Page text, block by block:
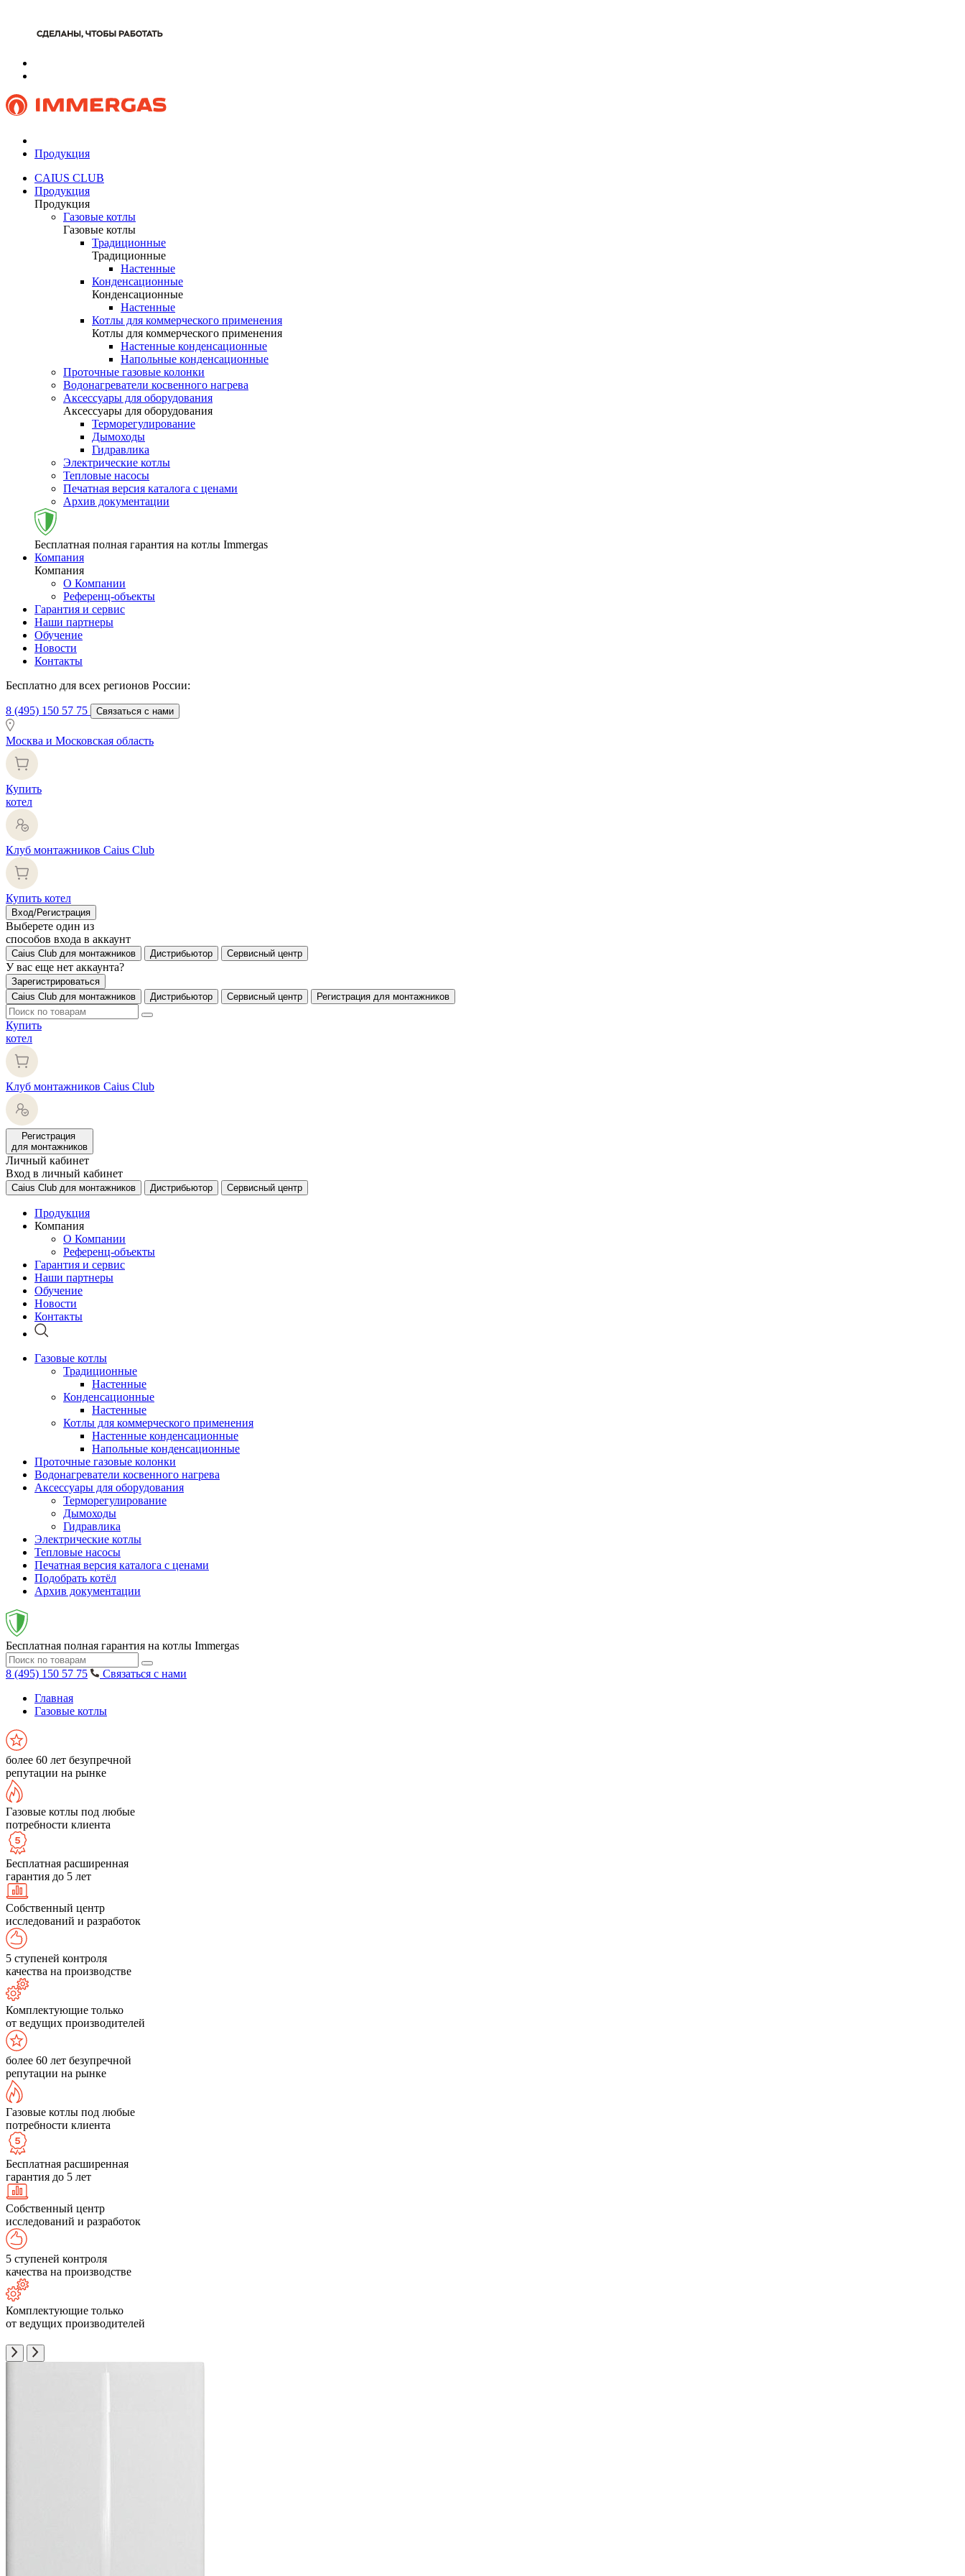
Продукция
CAIUS CLUB
Продукция
Продукция
Газовые котлы
Газовые котлы
Традиционные
Традиционные
Настенные
Конденсационные
Конденсационные
Настенные
Котлы для коммерческого применения
Котлы для коммерческого применения
Настенные конденсационные
Напольные конденсационные
Проточные газовые колонки
Водонагреватели косвенного нагрева
Аксессуары для оборудования
Аксессуары для оборудования
Терморегулирование
Дымоходы
Гидравлика
Электрические котлы
Тепловые насосы
Печатная версия каталога с ценами
Архив документации
Бесплатная полная гарантия на котлы Immergas
Компания
Компания
О Компании
Референц-объекты
Гарантия и сервис
Наши партнеры
Обучение
Новости
Контакты
Бесплатно для всех регионов России:
8 (495) 150 57 75 Связаться с нами
Москва и Московская область
Купить
котел
Клуб монтажников Caius Club
Купить котел
Вход/Регистрация
Выберете один из
способов входа в аккаунт
Caius Club для монтажников Дистрибьютор Сервисный центр
У вас еще нет аккаунта?
Зарегистрироваться
Caius Club для монтажников
Дистрибьютор Сервисный центр Регистрация для монтажников
Купить
котел
Клуб монтажников Caius Club
Регистрация
для монтажников
Личный кабинет
Вход в личный кабинет
Caius Club для монтажников Дистрибьютор Сервисный центр
Продукция
Компания
О Компании
Референц-объекты
Гарантия и сервис
Наши партнеры
Обучение
Новости
Контакты
Газовые котлы
Традиционные
Настенные
Конденсационные
Настенные
Котлы для коммерческого применения
Настенные конденсационные
Напольные конденсационные
Проточные газовые колонки
Водонагреватели косвенного нагрева
Аксессуары для оборудования
Терморегулирование
Дымоходы
Гидравлика
Электрические котлы
Тепловые насосы
Печатная версия каталога с ценами
Подобрать котёл
Архив документации
Бесплатная полная гарантия на котлы Immergas
8 (495) 150 57 75
Связаться с нами
Главная
Газовые котлы
более 60 лет безупречной
репутации на рынке
Газовые котлы под любые
потребности клиента
Бесплатная расширенная
гарантия до 5 лет
Собственный центр
исследований и разработок
5 ступеней контроля
качества на производстве
Комплектующие только
от ведущих производителей
более 60 лет безупречной
репутации на рынке
Газовые котлы под любые
потребности клиента
Бесплатная расширенная
гарантия до 5 лет
Собственный центр
исследований и разработок
5 ступеней контроля
качества на производстве
Комплектующие только
от ведущих производителей